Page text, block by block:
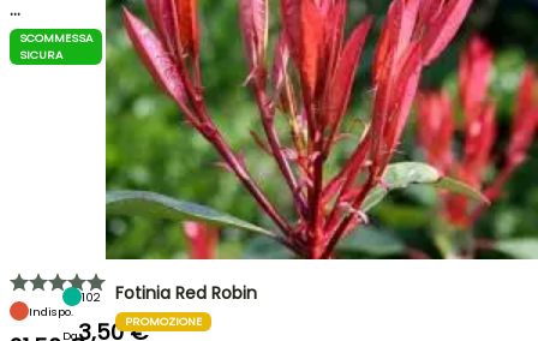
…
SCOMMESSA
SICURA
Indispo.
102
Da3,50 €
Fotinia Red Robin
PROMOZIONE